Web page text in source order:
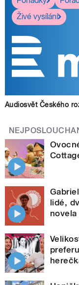
Živé vysílání
Audiosvět Českého
lidé,